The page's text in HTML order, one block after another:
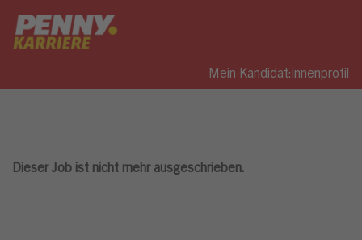
Mein Kandidat:innenprofil
Dieser Job ist nicht mehr ausgeschrieben.